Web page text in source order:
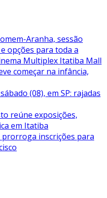
Aranha, sessão
opções para toda a
Multiplex Itatiba Mall
começar na infância,
(08), em SP: rajadas
reúne exposições,
em Itatiba
inscrições para